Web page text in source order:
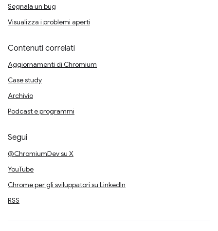
Segnala un bug
Visualizza i problemi aperti
Contenuti correlati
Aggiornamenti di Chromium
Case study
Archivio
Podcast e programmi
Segui
@ChromiumDev su X
YouTube
Chrome per gli sviluppatori su LinkedIn
RSS